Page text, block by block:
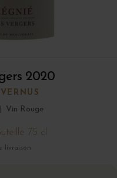
2020
Vin Rouge
75 cl
livraison